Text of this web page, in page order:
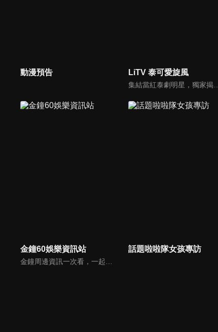
動漫預告 LiTV 泰可愛旋風
金鐘60娛樂資訊站
金鐘周邊資訊一次看，一起預測金鐘得主！
話題啦啦隊女孩專訪